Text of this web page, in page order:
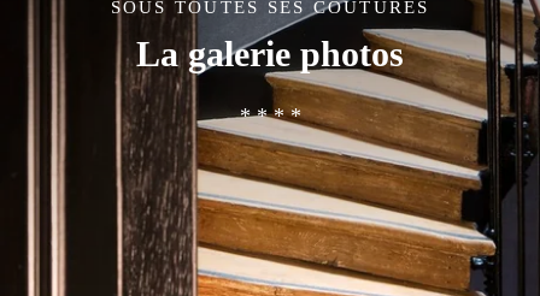
SOUS TOUTES SES COUTURES
La galerie photos
* * * *